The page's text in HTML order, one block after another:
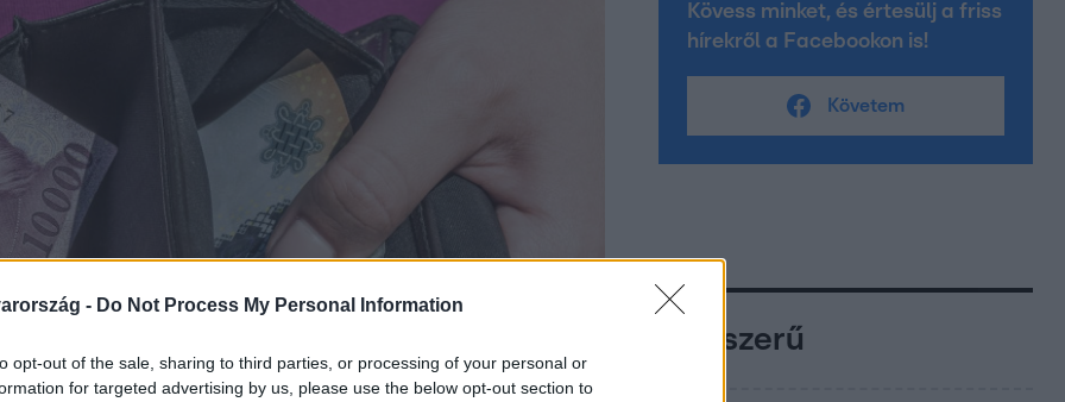
- Do Not Process My Personal Information
opt-out of the sale, sharing to third parties, or processing of your personal or
for targeted advertising by us, please use the below opt-out section to
Kövess minket, és értesülj a friss
hírekről a Facebookon is!
Követem
Népszerű